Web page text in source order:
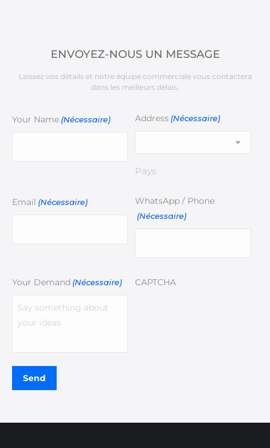
ENVOYEZ-NOUS UN MESSAGE
Laissez vos détails et notre équipe commerciale vous contactera
dans les meilleurs délais.
Your Name (Nécessaire) Address (Nécessaire)
Pays
Email (Nécessaire) WhatsApp / Phone
(Nécessaire)
Your Demand (Nécessaire) CAPTCHA